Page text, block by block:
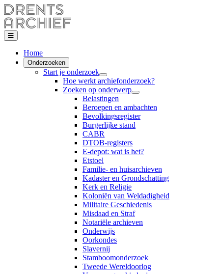
Home
Onderzoeken
Start je onderzoek
Hoe werkt archiefonderzoek?
Zoeken op onderwerp
Belastingen
Beroepen en ambachten
Bevolkingsregister
Burgerlijke stand
CABR
DTOB-registers
E-depot: wat is het?
Etstoel
Familie- en huisarchieven
Kadaster en Grondschatting
Kerk en Religie
Koloniën van Weldadigheid
Militaire Geschiedenis
Misdaad en Straf
Notariële archieven
Onderwijs
Oorkondes
Slavernij
Stamboomonderzoek
Tweede Wereldoorlog